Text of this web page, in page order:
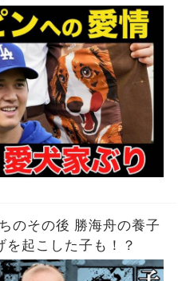
のその後 勝海舟の養子
起こした子も！？